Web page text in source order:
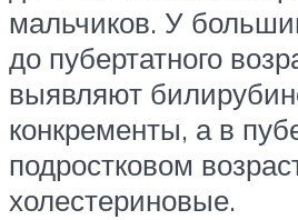
мальчиков. У
до пубертатного
выявляют
конкременты, а в
подростковом
холестериновые.